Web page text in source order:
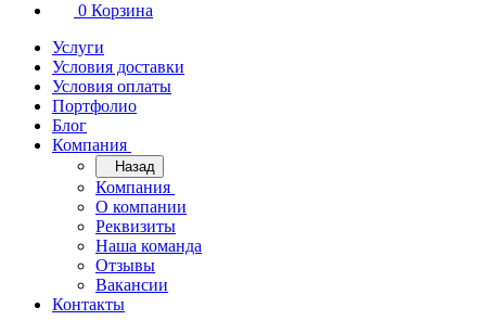
0 Корзина
Услуги
Условия доставки
Условия оплаты
Портфолио
Блог
Компания
Назад
Компания
О компании
Реквизиты
Наша команда
Отзывы
Вакансии
Контакты